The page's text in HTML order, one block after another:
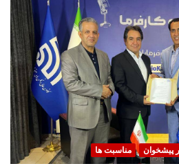
پیشخوان مناسبت ها